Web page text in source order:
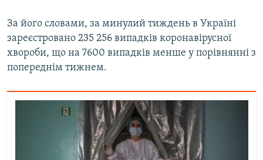
За його словами, за минулий тиждень в Україні
зареєстровано 235 256 випадків коронавірусної
хвороби, що на 7600 випадків менше у порівнянні з
попереднім тижнем.